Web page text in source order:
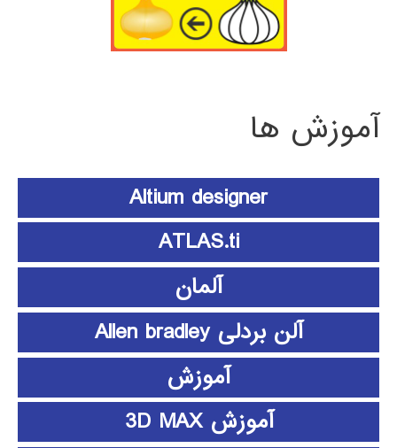
آموزش ها
Altium designer
ATLAS.ti
آلمان
آلن بردلی Allen bradley
آموزش
آموزش 3D MAX